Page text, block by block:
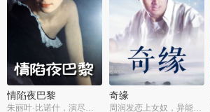
情陷夜巴黎
朱丽叶·比诺什，演尽失爱之痛
奇缘
周润发恋上女奴，异能护体战邪派